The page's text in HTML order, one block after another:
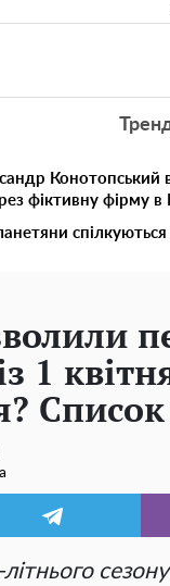
Конотопський
фіктивну фірму в
1